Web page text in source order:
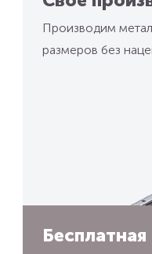
Производим
размеров без